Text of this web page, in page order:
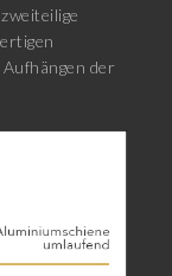
der